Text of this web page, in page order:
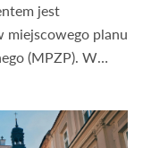
jest
miejscowego planu
(MPZP). W
analiza
(SUiKZP).